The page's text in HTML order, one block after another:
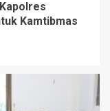
Kamtibmas